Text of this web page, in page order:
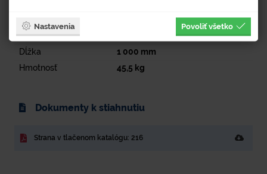
Šírka
Výška
Dĺžka
1 000 mm
Hmotnosť
45,5 kg
Dokumenty k stiahnutiu
Strana v tlačenom katalógu: 216
Nastavenia Povoliť všetko